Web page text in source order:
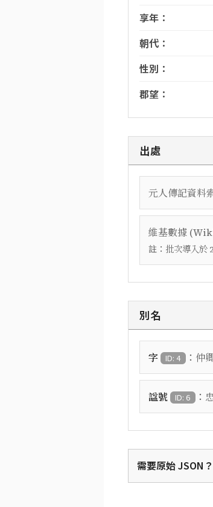
享年：
朝代：
性別：
郡望：
出處
元人傳記資料
維基數據
註： 批次導入
別名
字 ID: 4 ： 仲
諡號 ID: 6 ：
需要原始 JSON？